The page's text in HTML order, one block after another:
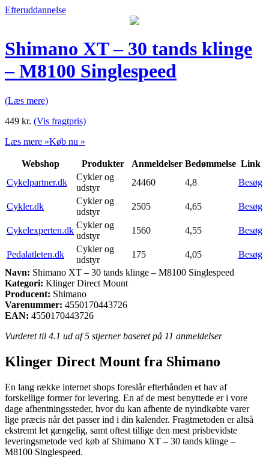
Efteruddannelse
Shimano XT – 30 tands klinge
– M8100 Singlespeed
(Læs mere)
449 kr. (Vis fragtpris)
Læs mere »Køb nu »
Webshop Produkter Anmeldelser Bedømmelse Link
Cykelpartner.dk
Cykler og
udstyr
24460 4,8 Besøg
Cykler.dk
Cykler og
udstyr
2505 4,65 Besøg
Cykelexperten.dk
Cykler og
udstyr
1560 4,55 Besøg
Pedalatleten.dk
Cykler og
udstyr
175 4,05
Besøg
Navn: Shimano XT – 30 tands klinge – M8100 Singlespeed
Kategori: Klinger Direct Mount
Producent: Shimano
Varenummer: 4550170443726
EAN: 4550170443726
Vurderet til 4.1 ud af 5 stjerner baseret på 11 anmeldelser
Klinger Direct Mount fra Shimano
En lang række internet shops foreslår efterhånden et hav af
forskellige former for levering. En af de mest benyttede er i vore
dage afhentningssteder, hvor du kan afhente de nyindkøbte varer
lige præcis når det passer ind i din kalender. Fragtmetoden er altså
ekstremt let gængelig, samt oftest tillige den mest prisbevidste
leveringsmetode ved køb af Shimano XT – 30 tands klinge –
M8100 Singlespeed.